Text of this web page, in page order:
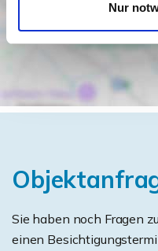
Nur
Sie haben noch Fragen
einen